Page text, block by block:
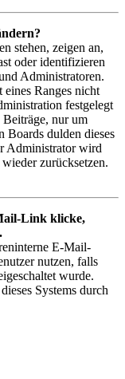
stehen, zeigen an,
oder identifizieren
Administratoren.
Ranges nicht
festgelegt
nur um
Boards dulden dieses
Administrator wird
zurücksetzen.
Link klicke,
E-Mail-
nutzen, falls
wurde.
Systems durch